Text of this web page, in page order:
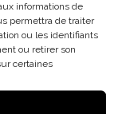
informations de
permettra de traiter
ou les identifiants
ou retirer son
certaines
(Espagne)